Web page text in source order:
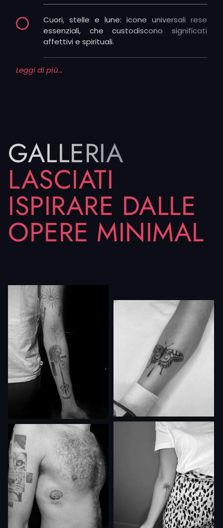
Cuori, stelle e lune: icone universali rese
essenziali, che custodiscono significati
affettivi e spirituali.
Frasi o lettere: piccole scritte minimaliste
braccio, un piccolo simbolo geometrico sul polso,
un cuore stilizzato sulla caviglia, una scritta
essenziale sul collo possono raccontare la tua
storia con delicatezza ed eleganza.
Sfoglia le immagini qui sotto per scoprire come i
nostri tatuatori reinterpretano lo stile minimal e
prenota un incontro: insieme troveremo il disegno
perfetto per trasformare la semplicità in un segno
Leggi di più...
GALLERIA
LASCIATI
ISPIRARE DALLE
OPERE MINIMAL